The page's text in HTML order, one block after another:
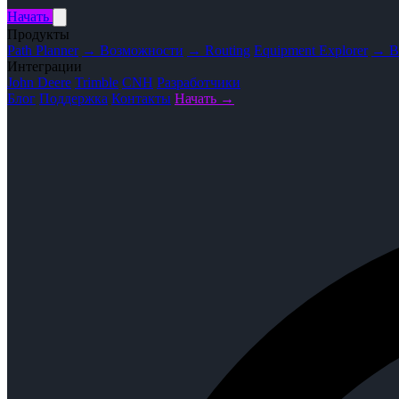
Начать
Продукты
Path Planner → Возможности → Routing Equipment Explorer →
Интеграции
John Deere Trimble CNH Разработчики
Блог Поддержка Контакты Начать →